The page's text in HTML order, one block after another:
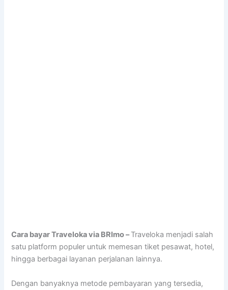
Cara bayar Traveloka via BRImo –Traveloka menjadi salah
satu platform populer untuk memesan tiket pesawat, hotel,
hingga berbagai layanan perjalanan lainnya.
Dengan banyaknya metode pembayaran yang tersedia,